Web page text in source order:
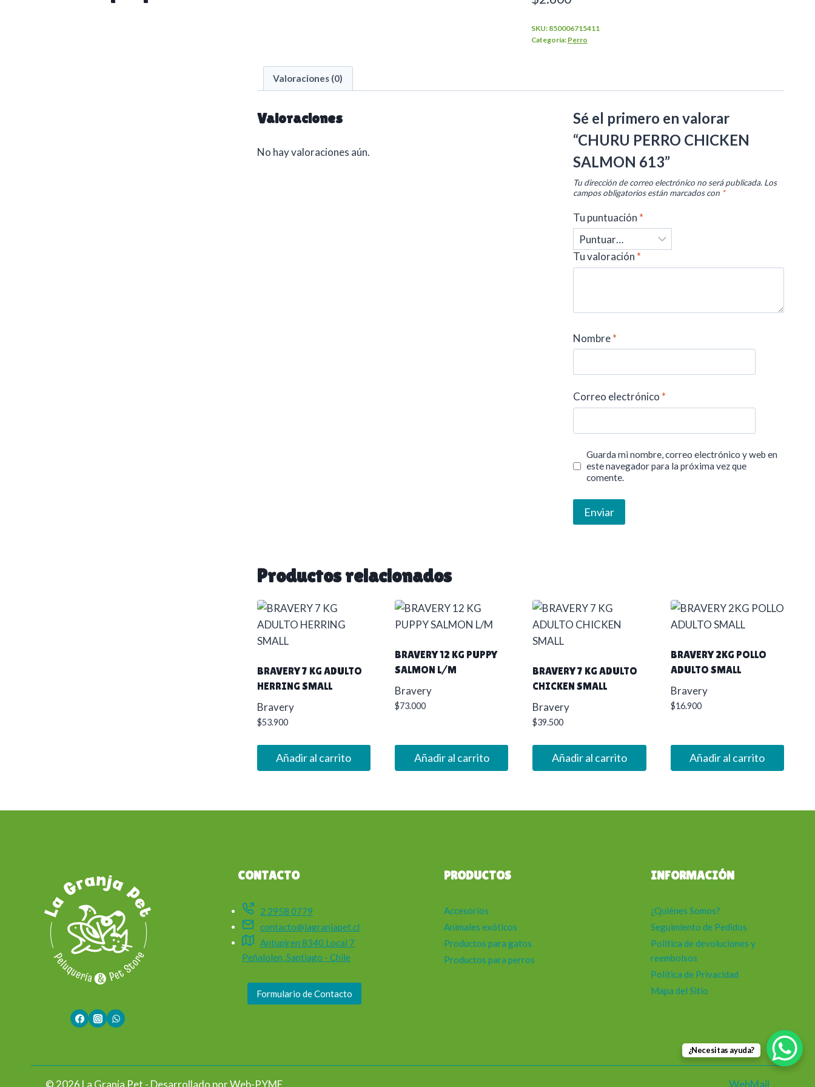
SKU: 850006715411
Categoría: Perro
Valoraciones (0)
Valoraciones
No hay valoraciones aún.
Sé el primero en valorar
“CHURU PERRO CHICKEN
SALMON 613”
Tu dirección de correo electrónico no será publicada. Los
campos obligatorios están marcados con *
Tu puntuación *
Tu valoración *
Nombre*
Correo electrónico *
Guarda mi nombre, correo electrónico y web en
este navegador para la próxima vez que
comente.
Productos relacionados
BRAVERY 7 KG ADULTO
HERRING SMALL
Bravery
$53.900
Añadir al carrito
BRAVERY 12 KG PUPPY
SALMON L/M
Bravery
$73.000
Añadir al carrito
BRAVERY 7 KG ADULTO
CHICKEN SMALL
Bravery
$39.500
Añadir al carrito
BRAVERY 2KG POLLO
ADULTO SMALL
Bravery
$16.900
Añadir al carrito
CONTACTO
2 2958 0779
contacto@lagranjapet.cl
Antupiren 8340 Local 7
Peñalolen, Santiago - Chile
Formulario de Contacto
PRODUCTOS
Accesorios
Animales exóticos
Productos para gatos
Productos para perros
INFORMACIÓN
¿Quiénes Somos?
Seguimiento de Pedidos
Política de devoluciones y
reembolsos
Política de Privacidad
Mapa del Sitio
© 2026 La Granja Pet - Desarrollado porWeb-PYME WebMail
¿Necesitas ayuda?